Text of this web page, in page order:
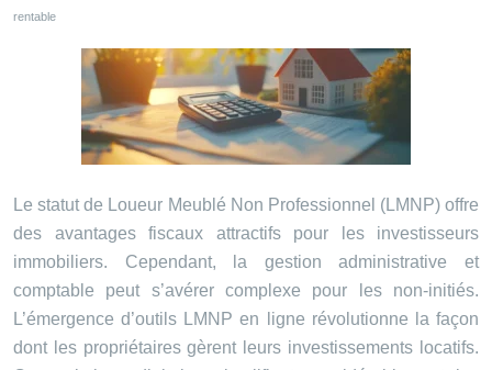
rentable
Le statut de Loueur Meublé Non Professionnel (LMNP) offre
des avantages fiscaux attractifs pour les investisseurs
immobiliers. Cependant, la gestion administrative et
comptable peut s’avérer complexe pour les non-initiés.
L’émergence d’outils LMNP en ligne révolutionne la façon
dont les propriétaires gèrent leurs investissements locatifs.